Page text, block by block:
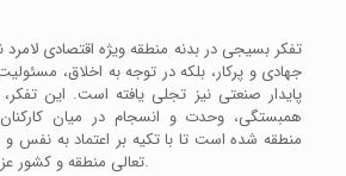
تفکر بسیجی در بدنه منطقه ویژه اقتصادی لامرد
جهادی و پرکار، بلکه در توجه به اخلاق،
پایدار صنعتی نیز تجلی یافته است. این
همبستگی، وحدت و انسجام در میان
منطقه شده است تا با تکیه بر اعتماد به
تعالی منطقه و کشور عزیزمان ایران ادامه دهیم.